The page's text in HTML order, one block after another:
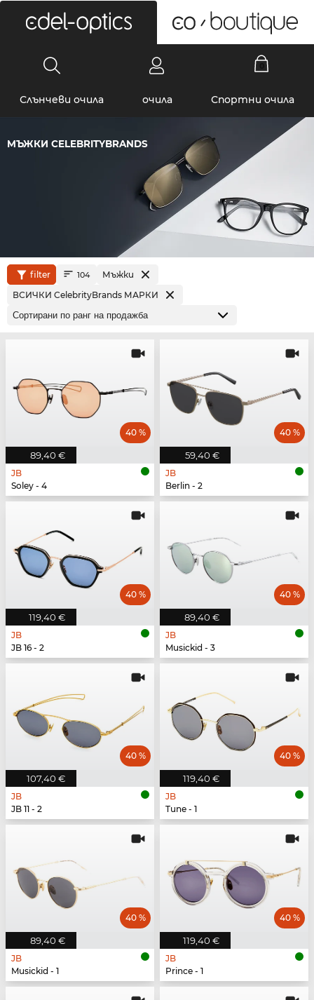
Слънчеви очила очила Спортни очила
МЪЖКИ CELEBRITYBRANDS
filter 104
Мъжки
ВСИЧКИ CelebrityBrands МАРКИ
89,40 €
40 %
JB
Soley - 4
59,40 €
40 %
JB
Berlin - 2
119,40 €
40 %
JB
JB 16 - 2
89,40 €
40 %
JB
Musickid - 3
107,40 €
40 %
JB
JB 11 - 2
119,40 €
40 %
JB
Tune - 1
89,40 €
40 %
JB
Musickid - 1
119,40 €
40 %
JB
Prince - 1